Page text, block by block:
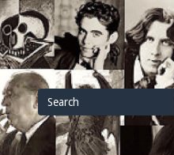
Search
for